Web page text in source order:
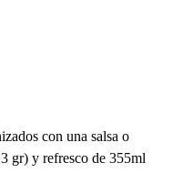
con una salsa o
gr) y refresco de 355ml